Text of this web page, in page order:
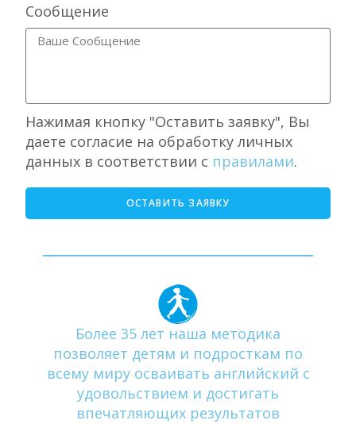
Сообщение
Нажимая кнопку "Оставить заявку", Вы
даете согласие на обработку личных
данных в соответствии с правилами.
ОСТАВИТЬ ЗАЯВКУ
Более 35 лет наша методика
позволяет детям и подросткам по
всему миру осваивать английский с
удовольствием и достигать
впечатляющих результатов